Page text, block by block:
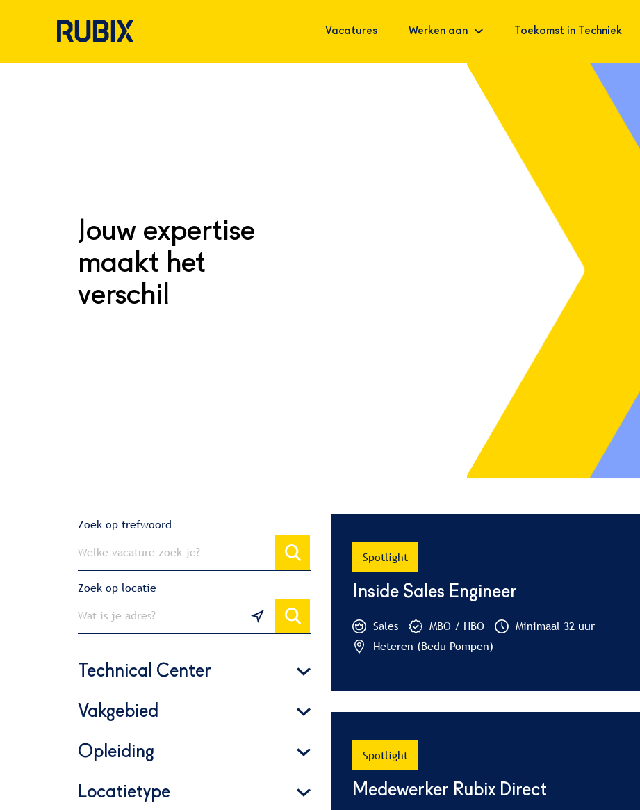
Vacatures Werken aan Toekomst in Techniek
Jouw expertise
maakt het
verschil
Zoek op trefwoord
Zoek op locatie
Technical Center
Vakgebied
Opleiding
Locatietype
Spotlight
Inside Sales Engineer
Sales MBO / HBO
Minimaal 32 uur
Heteren (Bedu Pompen)
Spotlight
Medewerker Rubix Direct